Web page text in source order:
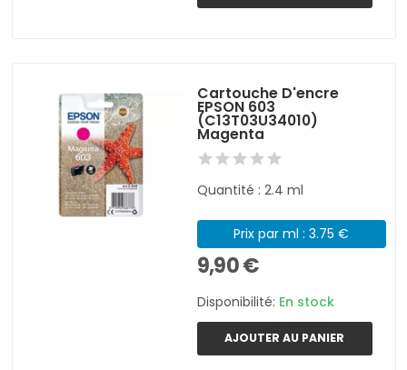
Cartouche D'encre
EPSON 603
(C13T03U34010)
Magenta
Quantité : 2.4 ml
Prix par ml : 3.75 €
9,90 €
Disponibilité: En stock
AJOUTER AU PANIER